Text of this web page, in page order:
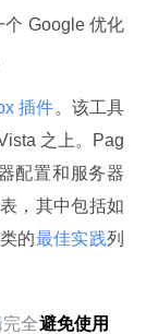
个 Google 优化
插件。该工具
之上。Pag
配置和服务器
，其中包括如
的最佳实践列
全避免使用